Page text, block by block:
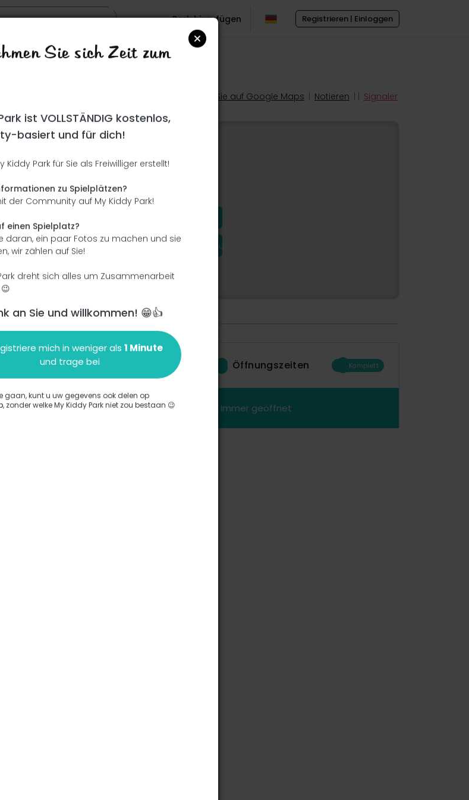
Registrieren | Einloggen
Park hinzufügen
Suchen Sie auf Google Maps Notieren Signaler
pas encore été visité ! À toi de jouer !
qui découvre ce parc en premier !
hinzu Ich füge die Ausrüstung hinzu
hinzufügen
Öffnungszeiten Komplett
Immer geöffnet
Sie sich Zeit zum
ist VOLLSTÄNDIG kostenlos,
basiert und für dich!
Kiddy Park für Sie als Freiwilliger erstellt!
zu Spielplätzen?
der Community auf My Kiddy Park!
einen Spielplatz?
daran, ein paar Fotos zu machen und sie
wir zählen auf Sie!
dreht sich alles um Zusammenarbeit
an Sie und willkommen! 😁👍
mich in weniger als 1 Minute
und trage bei
gaan, kunt u uw gegevens ook delen op
, zonder welke My Kiddy Park niet zou bestaan 😉